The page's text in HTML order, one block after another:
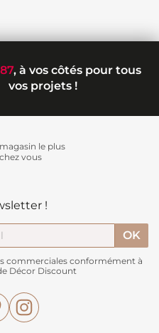
, à vos côtés pour tous
vos projets !
le plus
vous
!
commerciales conformément à
Décor Discount
Pinterest